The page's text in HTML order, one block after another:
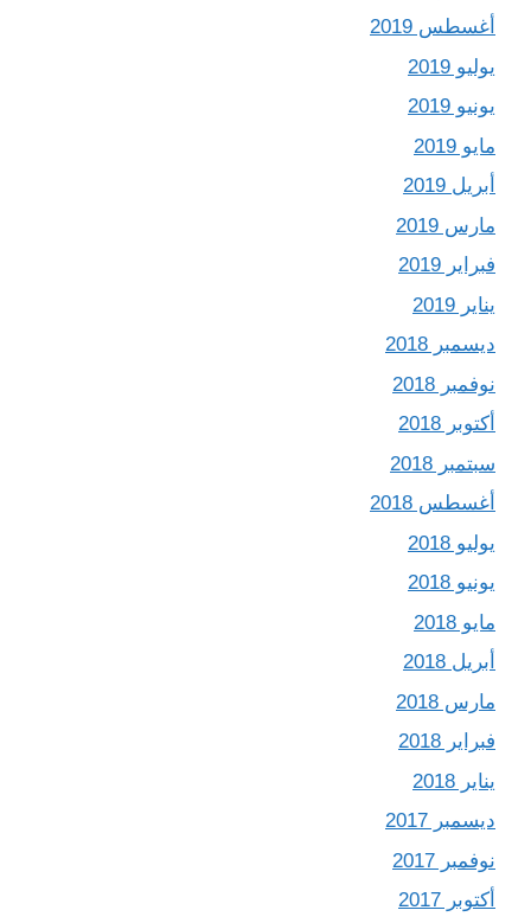
أغسطس 2019
يوليو 2019
يونيو 2019
مايو 2019
أبريل 2019
مارس 2019
فبراير 2019
يناير 2019
ديسمبر 2018
نوفمبر 2018
أكتوبر 2018
سبتمبر 2018
أغسطس 2018
يوليو 2018
يونيو 2018
مايو 2018
أبريل 2018
مارس 2018
فبراير 2018
يناير 2018
ديسمبر 2017
نوفمبر 2017
أكتوبر 2017